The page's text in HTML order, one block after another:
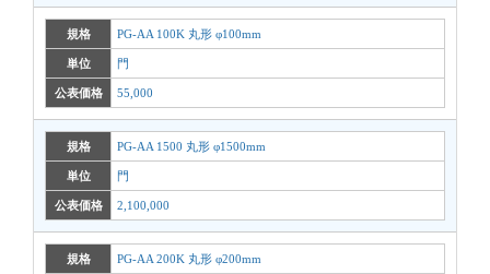
規格 PG-AA 100K 丸形 φ100mm
単位 門
公表価格 55,000
規格 PG-AA 1500 丸形 φ1500mm
単位 門
公表価格 2,100,000
規格 PG-AA 200K 丸形 φ200mm